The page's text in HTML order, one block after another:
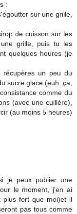
:
sur une grille,
de cuisson sur les
grille, puis tu les
quelques heures (je
un peu du
sucre glace (euh, ça,
comme du
(avec une cuillère),
(au moins 5 heures)
je peux publier une
le moment, j'en ai
fort que moi)et il
pas tous comme